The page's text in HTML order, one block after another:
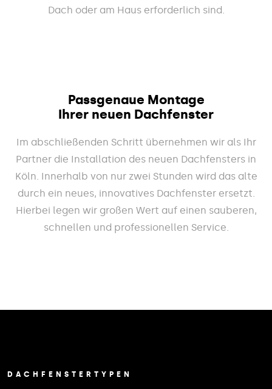
Dach oder am Haus erforderlich sind.
Passgenaue Montage
Ihrer neuen Dachfenster
Im abschließenden Schritt übernehmen wir als Ihr
Partner die Installation des neuen Dachfensters in
Köln. Innerhalb von nur zwei Stunden wird das alte
durch ein neues, innovatives Dachfenster ersetzt.
Hierbei legen wir großen Wert auf einen sauberen,
schnellen und professionellen Service.
DACHFENSTERTYPEN